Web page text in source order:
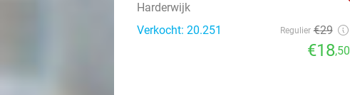
Harderwijk
Verkocht: 20.251
Regulier €29
€18,50